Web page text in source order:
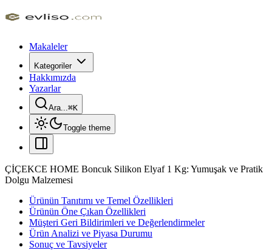
Makaleler
Kategoriler
Hakkımızda
Yazarlar
Ara...⌘K
Toggle theme
ÇİÇEKCE HOME Boncuk Silikon Elyaf 1 Kg: Yumuşak ve Pratik
Dolgu Malzemesi
Ürünün Tanıtımı ve Temel Özellikleri
Ürünün Öne Çıkan Özellikleri
Müşteri Geri Bildirimleri ve Değerlendirmeler
Ürün Analizi ve Piyasa Durumu
Sonuç ve Tavsiyeler